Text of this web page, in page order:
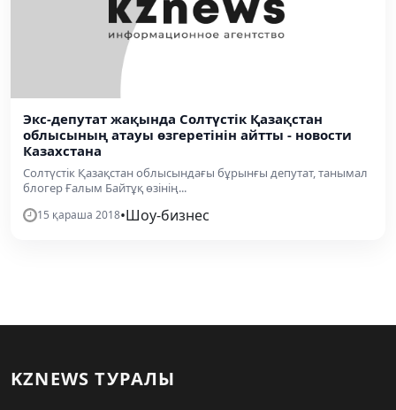
Экс-депутат жақында Солтүстік Қазақстан
облысының атауы өзгеретінін айтты - новости
Казахстана
Солтүстік Қазақстан облысындағы бұрынғы депутат, танымал
блогер Ғалым Байтұқ өзінің...
15 қараша 2018•Шоу-бизнес
KZNEWS ТУРАЛЫ